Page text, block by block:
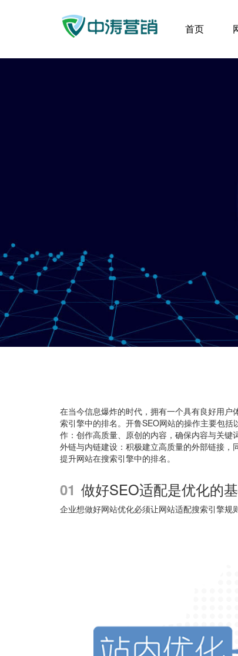
首页
在当今信息爆炸的时代，拥有一个具有良好用
索引擎中的排名。开鲁SEO网站的操作主要包
作：创作高质量、原创的内容，确保内容与关键
外链与内链建设：积极建立高质量的外部链接，
提升网站在搜索引擎中的排名。
01 做好SEO适配是优化的
企业想做好网站优化必须让网站适配搜索引擎规